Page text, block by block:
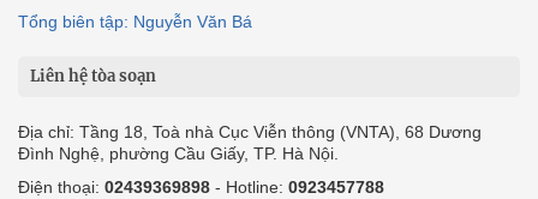
Tổng biên tập: Nguyễn Văn Bá
Liên hệ tòa soạn
Địa chỉ: Tầng 18, Toà nhà Cục Viễn thông (VNTA), 68 Dương
Đình Nghệ, phường Cầu Giấy, TP. Hà Nội.
Điện thoại: 02439369898 - Hotline: 0923457788